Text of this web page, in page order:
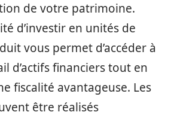
de votre patrimoine.
d’investir en unités de
vous permet d’accéder à
d’actifs financiers tout en
fiscalité avantageuse. Les
être réalisés